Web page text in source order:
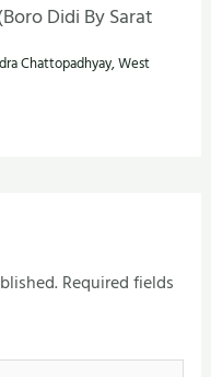
(Boro Didi By Sarat
Chattopadhyay,West
Required fields